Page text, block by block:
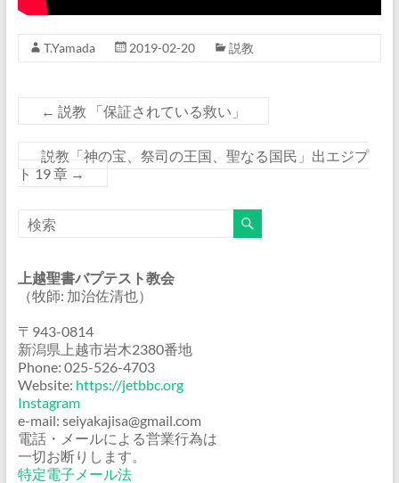
T.Yamada 2019-02-20 説教
← 説教 「保証されている救い」
説教「神の宝、祭司の王国、聖なる国民」出エジプ
ト 19 章 →
上越聖書バプテスト教会
（牧師: 加治佐清也）
〒943-0814
新潟県上越市岩木2380番地
Phone: 025-526-4703
Website: https://jetbbc.org
Instagram
e-mail: seiyakajisa@gmail.com
電話・メールによる営業行為は
一切お断りします。
特定電子メール法